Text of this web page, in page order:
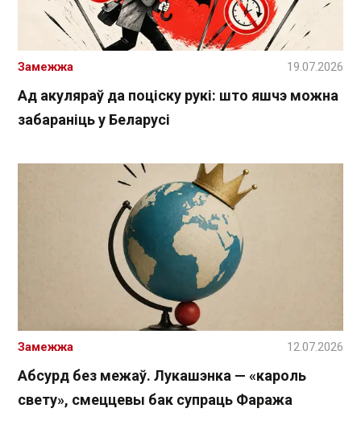
Ад акуляраў да поціску рукі: што яшчэ можна
забараніць у Беларусі
Замежжа 19.07.2026
Абсурд без межаў. Лукашэнка — «кароль
свету», смеццевы бак супраць Фаража
Замежжа 12.07.2026